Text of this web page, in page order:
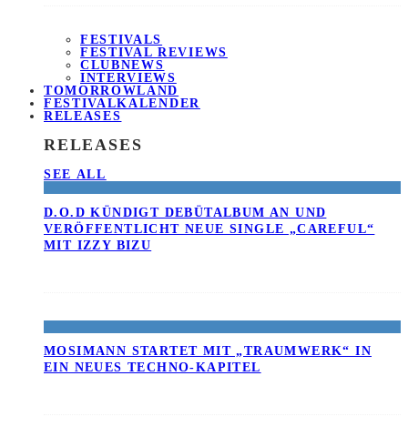
FESTIVALS
FESTIVAL REVIEWS
CLUBNEWS
INTERVIEWS
TOMORROWLAND
FESTIVALKALENDER
RELEASES
RELEASES
SEE ALL
D.O.D KÜNDIGT DEBÜTALBUM AN UND
VERÖFFENTLICHT NEUE SINGLE „CAREFUL“
MIT IZZY BIZU
MOSIMANN STARTET MIT „TRAUMWERK“ IN
EIN NEUES TECHNO-KAPITEL